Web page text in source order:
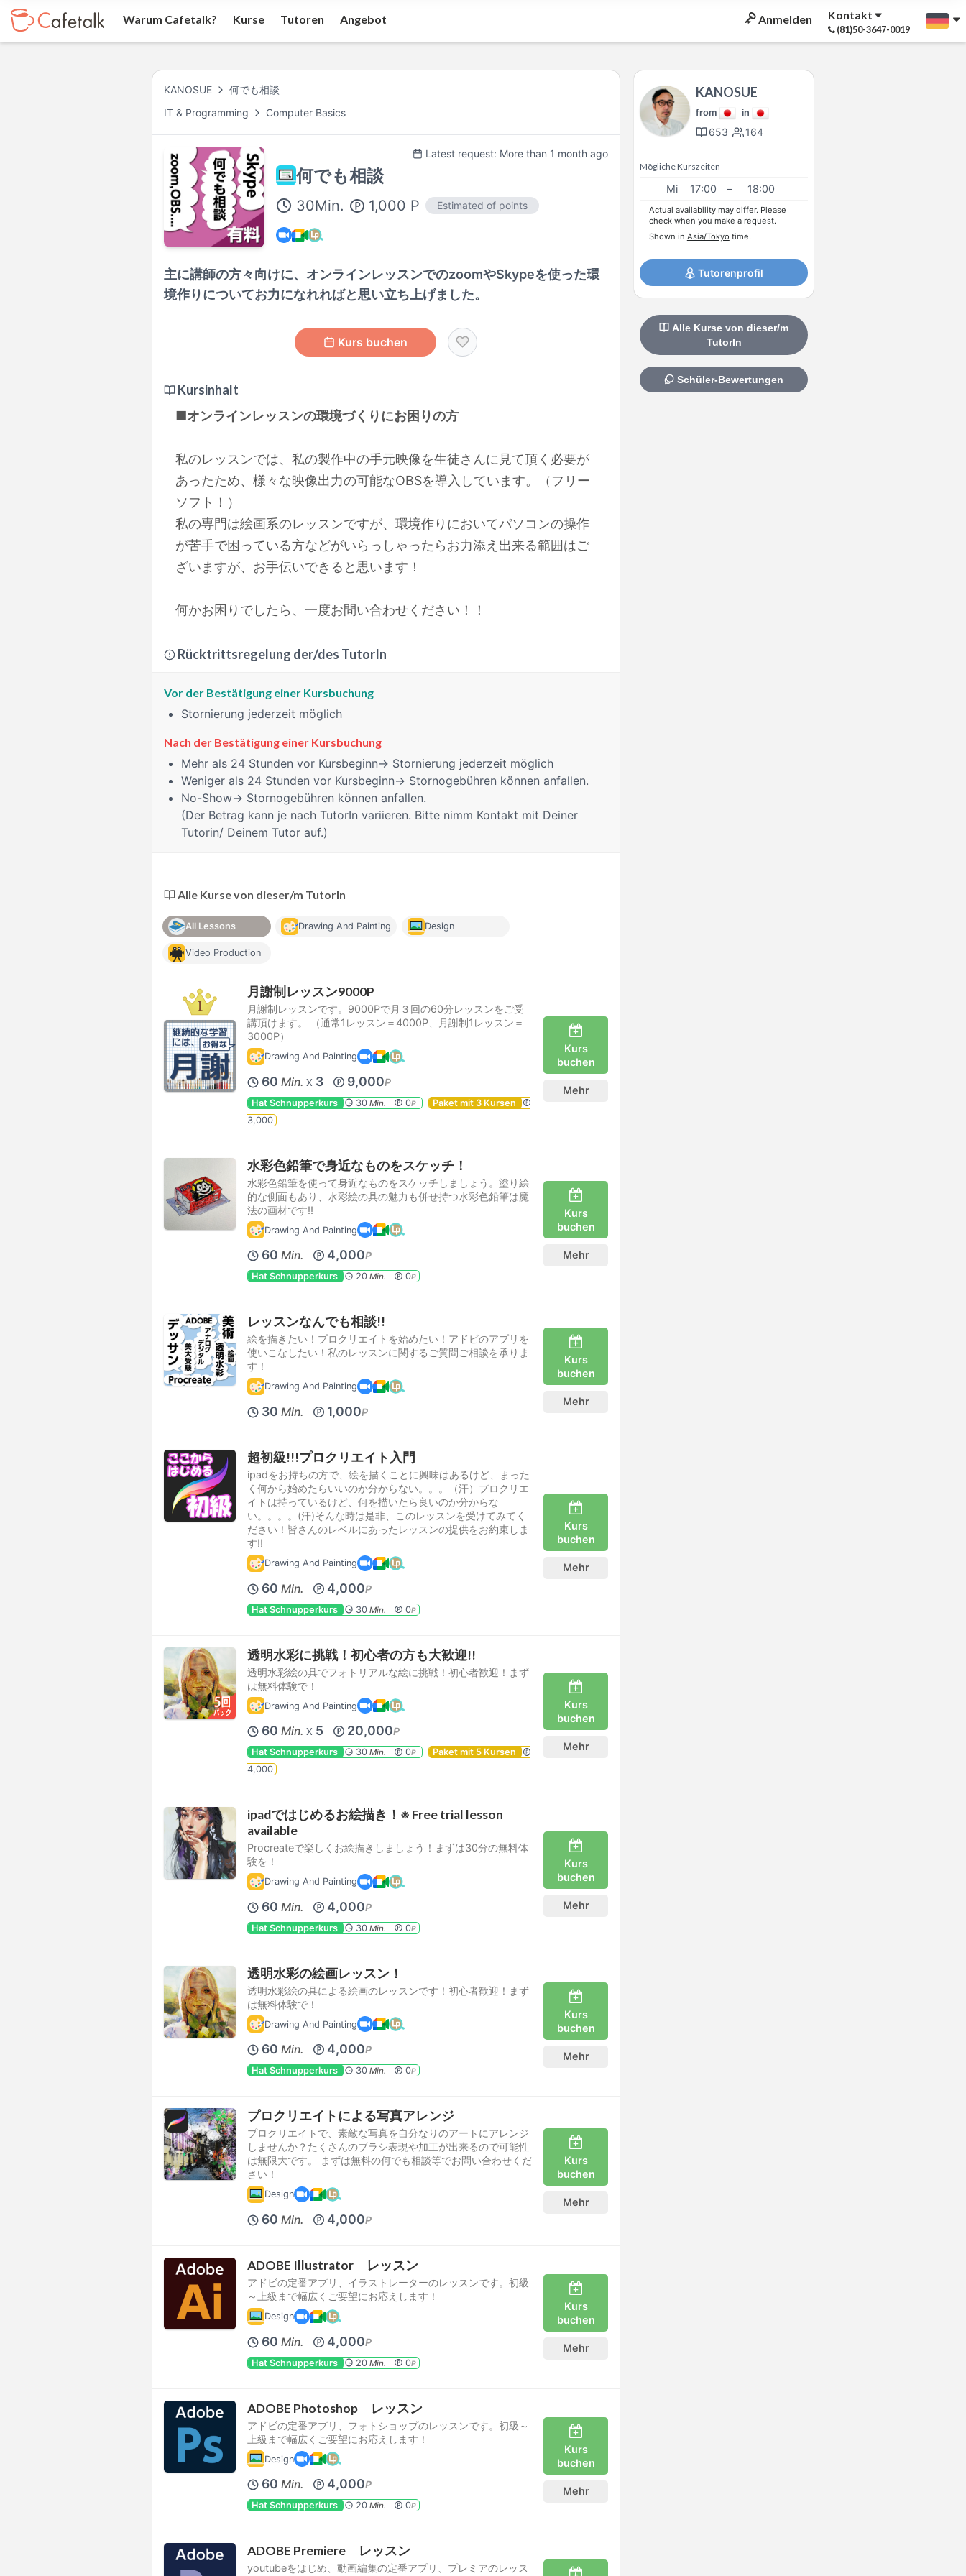
Warum Cafetalk? Kurse Tutoren Angebot Anmelden Kontakt
(81)50-3647-0019
KANOSUE
何でも相談
IT & Programming
Computer Basics
Latest request: More than 1 month ago
何でも相談
30Min. 1,000 P Estimated of points
主に講師の方々向けに、オンラインレッスンでのzoomやSkypeを使った環
境作りについてお力になれればと思い立ち上げました。
Kurs buchen
Kursinhalt
■オンラインレッスンの環境づくりにお困りの方
私のレッスンでは、私の製作中の手元映像を生徒さんに見て頂く必要が
あったため、様々な映像出力の可能なOBSを導入しています。（フリー
ソフト！）
私の専門は絵画系のレッスンですが、環境作りにおいてパソコンの操作
が苦手で困っている方などがいらっしゃったらお力添え出来る範囲はご
ざいますが、お手伝いできると思います！
何かお困りでしたら、一度お問い合わせください！！
Rücktrittsregelung der/des TutorIn
Vor der Bestätigung einer Kursbuchung
Stornierung jederzeit möglich
Nach der Bestätigung einer Kursbuchung
Mehr als 24 Stunden vor Kursbeginn→ Stornierung jederzeit möglich
Weniger als 24 Stunden vor Kursbeginn→ Stornogebühren können anfallen.
No-Show→ Stornogebühren können anfallen.
(Der Betrag kann je nach TutorIn variieren. Bitte nimm Kontakt mit Deiner
Tutorin/ Deinem Tutor auf.)
Alle Kurse von dieser/m TutorIn
All Lessons Drawing And Painting Design
Video Production
月謝制レッスン9000P
月謝制レッスンです。9000Pで月３回の60分レッスンをご受
講頂けます。 （通常1レッスン＝4000P、月謝制1レッスン＝
3000P）
Drawing And Painting
60 Min. X 3 9,000P
Hat Schnupperkurs 30 Min. 0P
Paket mit 3 Kursen
3,000
Kurs
buchen
Mehr
水彩色鉛筆で身近なものをスケッチ！
水彩色鉛筆を使って身近なものをスケッチしましょう。塗り絵
的な側面もあり、水彩絵の具の魅力も併せ持つ水彩色鉛筆は魔
法の画材です‼
Drawing And Painting
60 Min. 4,000P
Hat Schnupperkurs 20 Min. 0P
Kurs
buchen
Mehr
レッスンなんでも相談!!
絵を描きたい！プロクリエイトを始めたい！アドビのアプリを
使いこなしたい！私のレッスンに関するご質問ご相談を承りま
す！
Drawing And Painting
30 Min. 1,000P
Kurs
buchen
Mehr
超初級!!!プロクリエイト入門
ipadをお持ちの方で、絵を描くことに興味はあるけど、まった
く何から始めたらいいのか分からない。。。（汗）プロクリエ
イトは持っているけど、何を描いたら良いのか分からな
い。。。。(汗)そんな時は是非、このレッスンを受けてみてく
ださい！皆さんのレベルにあったレッスンの提供をお約束しま
す!!
Drawing And Painting
60 Min. 4,000P
Hat Schnupperkurs 30 Min. 0P
Kurs
buchen
Mehr
透明水彩に挑戦！初心者の方も大歓迎!!
透明水彩絵の具でフォトリアルな絵に挑戦！初心者歓迎！まず
は無料体験で！
Drawing And Painting
60 Min. X 5 20,000P
Hat Schnupperkurs 30 Min. 0P
Paket mit 5 Kursen
4,000
Kurs
buchen
Mehr
ipadではじめるお絵描き！※ Free trial lesson
available
Procreateで楽しくお絵描きしましょう！まずは30分の無料体
験を！
Drawing And Painting
60 Min. 4,000P
Hat Schnupperkurs 30 Min. 0P
Kurs
buchen
Mehr
透明水彩の絵画レッスン！
透明水彩絵の具による絵画のレッスンです！初心者歓迎！まず
は無料体験で！
Drawing And Painting
60 Min. 4,000P
Hat Schnupperkurs 30 Min. 0P
Kurs
buchen
Mehr
プロクリエイトによる写真アレンジ
プロクリエイトで、素敵な写真を自分なりのアートにアレンジ
しませんか？たくさんのブラシ表現や加工が出来るので可能性
は無限大です。 まずは無料の何でも相談等でお問い合わせくだ
さい！
Design
60 Min. 4,000P
Kurs
buchen
Mehr
ADOBE Illustrator レッスン
アドビの定番アプリ、イラストレーターのレッスンです。初級
～上級まで幅広くご要望にお応えします！
Design
60 Min. 4,000P
Hat Schnupperkurs 20 Min. 0P
Kurs
buchen
Mehr
ADOBE Photoshop レッスン
アドビの定番アプリ、フォトショップのレッスンです。初級～
上級まで幅広くご要望にお応えします！
Design
60 Min. 4,000P
Hat Schnupperkurs 20 Min. 0P
Kurs
buchen
Mehr
ADOBE Premiere レッスン
youtubeをはじめ、動画編集の定番アプリ、プレミアのレッス
KANOSUE
from in
653 164
Mögliche Kurszeiten
Mi 17:00 – 18:00
Actual availability may differ. Please
check when you make a request.
Shown in Asia/Tokyo time.
Tutorenprofil
TutorIn
Schüler-Bewertungen